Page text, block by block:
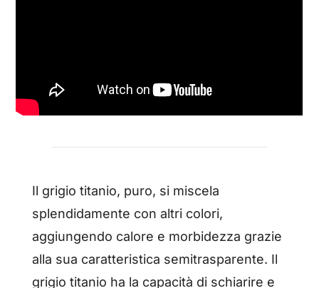
Il grigio titanio, puro, si miscela
splendidamente con altri colori,
aggiungendo calore e morbidezza grazie
alla sua caratteristica semitrasparente. Il
grigio titanio ha la capacità di schiarire e